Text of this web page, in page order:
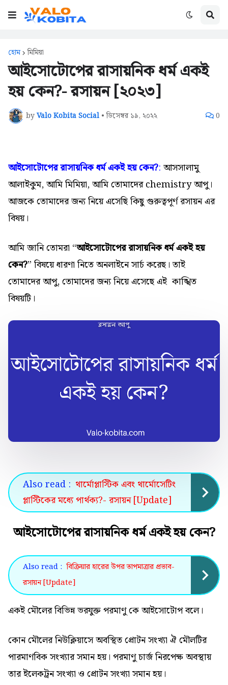
হোম মিমিয়া
আইসোটোপের রাসায়নিক ধর্ম একই
হয় কেন?- রসায়ন [২০২৩]
byValo Kobita Social • ডিসেম্বর ১৯, ২০২২ 0
আইসোটোপের রাসায়নিক ধর্ম একই হয় কেন?: আসসালামু
আলাইকুম,আমি মিমিয়া, আমি তোমাদের chemistry আপু।
আজকে তোমাদের জন্য নিয়ে এসেছি কিছু গুরুত্বপূর্ণ রসায়ন এর
বিষয়।
আমি জানি তোমরা “আইসোটোপের রাসায়নিক ধর্ম একই হয়
কেন?” বিষয়ে ধারণা নিতে অনলাইনে সার্চ করেছ। তাই
তোমাদের আপু, তোমাদের জন্য নিয়ে এসেছে এই কাঙ্খিত
বিষয়টি।
Also read : থার্মোপ্লাস্টিক এবং থার্মোসেটিং
প্লাস্টিকের মধ্যে পার্থক্য?- রসায়ন [Update]
আইসোটোপের রাসায়নিক ধর্ম একই হয় কেন?
Also read : বিক্রিয়ার হারের উপর তাপমাত্রার প্রভাব-
রসায়ন [Update]
একই মৌলের বিভিন্ন ভরযুক্ত পরমাণু কে আইসোটোপ বলে।
কোন মৌলের নিউক্লিয়াসে অবস্থিত প্রোটন সংখ্যা ঐ মৌলটির
পারমাণবিক সংখ্যার সমান হয়। পরমাণু চার্জ নিরপেক্ষ অবস্থায়
তার ইলেকট্রন সংখ্যা ও প্রোটন সংখ্যা সমান হয়।